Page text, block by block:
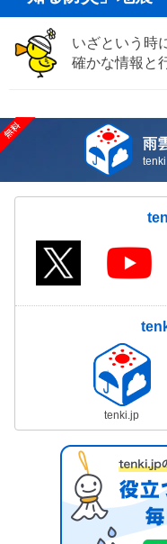
いざという時
確かな情報と
雨
tenki.jp